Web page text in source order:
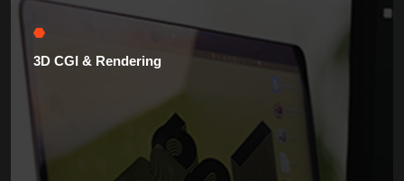
3D CGI & Rendering